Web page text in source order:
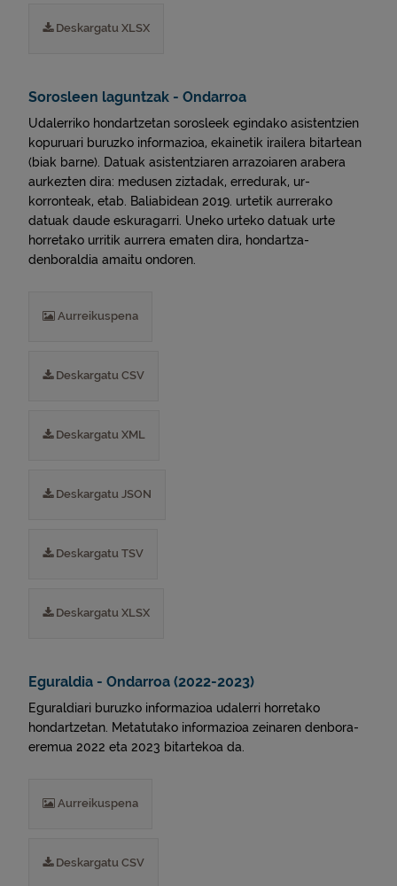
Deskargatu XLSX
Sorosleen laguntzak - Ondarroa
Udalerriko hondartzetan sorosleek egindako asistentzien
kopuruari buruzko informazioa, ekainetik irailera bitartean
(biak barne). Datuak asistentziaren arrazoiaren arabera
aurkezten dira: medusen ziztadak, erredurak, ur-
korronteak, etab. Baliabidean 2019. urtetik aurrerako
datuak daude eskuragarri. Uneko urteko datuak urte
horretako urritik aurrera ematen dira, hondartza-
denboraldia amaitu ondoren.
Aurreikuspena
Deskargatu CSV
Deskargatu XML
Deskargatu JSON
Deskargatu TSV
Deskargatu XLSX
Eguraldia - Ondarroa (2022-2023)
Eguraldiari buruzko informazioa udalerri horretako
hondartzetan. Metatutako informazioa zeinaren denbora-
eremua 2022 eta 2023 bitartekoa da.
Aurreikuspena
Deskargatu CSV